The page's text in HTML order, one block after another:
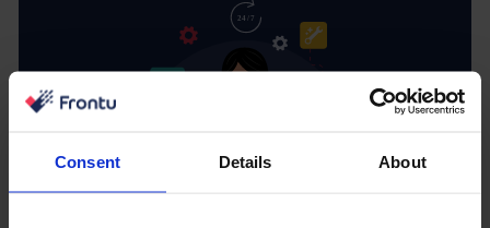
Consent Details About